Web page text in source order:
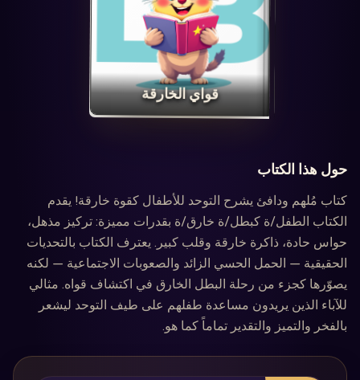
‏قواي الخارقة‏
حول هذا الكتاب
كتاب مُلهم ودافئ يشرح التوحد للأطفال كقوة خارقة! يقدم
الكتاب الطفل/ة كبطل/ة خارق/ة بقدرات مميزة: تركيز مذهل،
حواس حادة، ذاكرة خارقة وقلب كبير. يعترف الكتاب بالتحديات
الحقيقية — الحمل الحسي الزائد والصعوبات الاجتماعية — لكنه
يصوّرها كجزء من رحلة البطل الخارق في اكتشاف قواه. مثالي
للآباء الذين يريدون مساعدة طفلهم على طيف التوحد ليشعر
بالفخر والتميز والتقدير تماماً كما هو.